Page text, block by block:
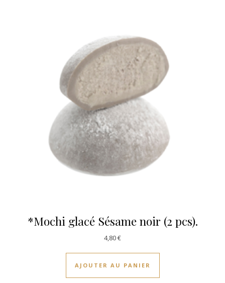
*Mochi glacé Sésame noir (2 pcs).
4,80€
AJOUTER AU PANIER